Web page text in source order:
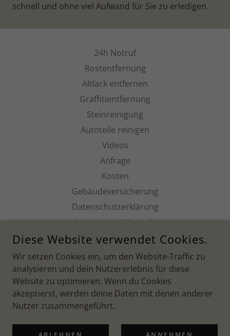
schnell und ohne viel Aufwand für Sie zu erledigen.
24h Notruf
Rostentfernung
Altlack entfernen
Graffitientfernung
Steinreinigung
Autoteile reinigen
Videos
Anfrage
Kosten
Gebäudeversicherung
Datenschutzerklärung
Impressum / Kontakt
DIE LASERCLEANER
BAHNHOFSTRASSE 9, 01705 FREITAL, DEUTSCHLAND
017630131384
VORBEHALTEN.
Diese Website verwendet Cookies.
Wir setzen Cookies ein, um den Website-Traffic zu
analysieren und dein Nutzererlebnis für diese
Website zu optimieren. Wenn du Cookies
akzeptierst, werden deine Daten mit denen anderer
Nutzer zusammengeführt.